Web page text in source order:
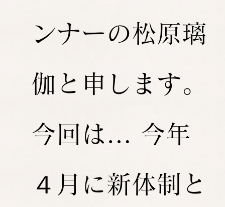
ンナーの松原璃
伽と申します。
今回は… 今年
４月に新体制と